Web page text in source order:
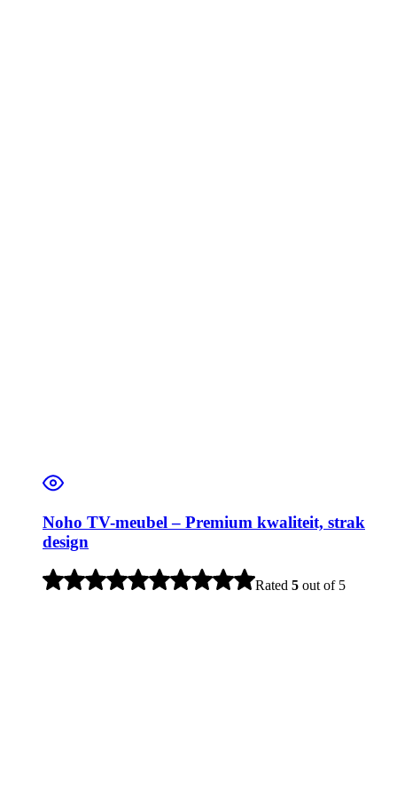
Noho TV-meubel – Premium kwaliteit, strak
design
Rated 5 out of 5